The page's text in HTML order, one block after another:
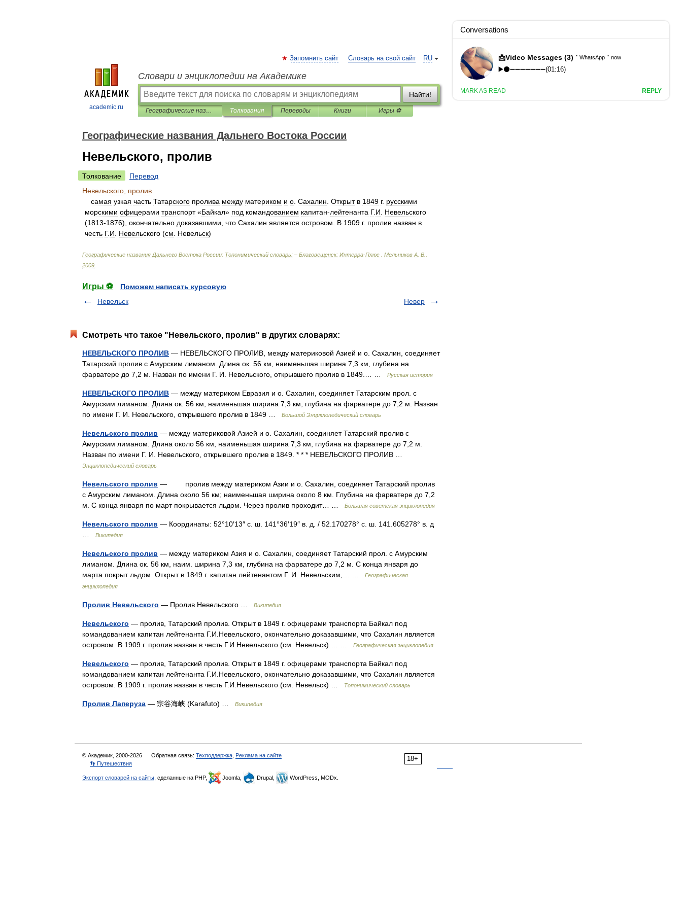
academic.ru
RU
Запомнить сайт Словарь на свой сайт
Словари и энциклопедии на Академике
Найти!
Географические названия Дальнего Востока России Толкования Переводы Книги Игры ⚽
Географические названия Дальнего Востока России
Невельского, пролив
Толкование
Перевод
Невельского пролив
самая узкая часть Татарского пролива между материком и о Сахалин Открыт в 1849 г. русскими
морскими офицерами транспорт«Байкал» под командованием капитан-лейтенанта Г.И
Невельского
(1813-1876), окончательно доказавшими что Сахалин является островом В 1909 г. пролив назван в
честь Г.И Невельского (см Невельск)
Географические названия Дальнего Востока России: Топонимический словарь: – Благовещенск: Интерра-Плюс Мельников А В
2009
Игры ⚽
Поможем написать курсовую
Невельск
Невер
Смотреть что такое "Невельского, пролив" в других словарях:
НЕВЕЛЬСКОГО ПРОЛИВ — НЕВЕЛЬСКОГО ПРОЛИВ, между материковой Азией и о. Сахалин, соединяет
Татарский пролив с Амурским лиманом. Длина ок. 56 км, наименьшая ширина 7,3 км, глубина на
фарватере до 7,2 м. Назван по имени Г. И. Невельского, открывшего пролив в 1849.… …
Русская история
НЕВЕЛЬСКОГО ПРОЛИВ — между материком Евразия и о. Сахалин, соединяет Татарским прол. с
Амурским лиманом. Длина ок. 56 км, наименьшая ширина 7,3 км, глубина на фарватере до 7,2 м. Назван
по имени Г. И. Невельского, открывшего пролив в 1849 …
Большой Энциклопедический словарь
Невельского пролив — между материковой Азией и о. Сахалин, соединяет Татарский пролив с
Амурским лиманом. Длина около 56 км, наименьшая ширина 7,3 км, глубина на фарватере до 7,2 м.
Назван по имени Г. И. Невельского, открывшего пролив в 1849. * * * НЕВЕЛЬСКОГО ПРОЛИВ …
Энциклопедический словарь
Невельского пролив — пролив между материком Азии и о. Сахалин, соединяет Татарский пролив
с Амурским лиманом. Длина около 56 км; наименьшая ширина около 8 км. Глубина на фарватере до 7,2
м. С конца января по март покрывается льдом. Через пролив проходит… …
Большая советская энциклопедия
Невельского пролив — Координаты: 52°10′13″ с. ш. 141°36′19″ в. д. / 52.170278° с. ш. 141.605278° в. д
Википедия
Невельского пролив — между материком Азия и о. Сахалин, соединяет Татарский прол. с Амурским
лиманом. Длина ок. 56 км, наим. ширина 7,3 км, глубина на фарватере до 7,2 м. С конца января до
марта покрыт льдом. Открыт в 1849 г. капитан лейтенантом Г. И. Невельским,… …
Географическая
энциклопедия
Пролив Невельского — Пролив Невельского … Википедия
Невельского — пролив, Татарский пролив. Открыт в 1849 г. офицерами транспорта Байкал под
командованием капитан лейтенанта Г.И.Невельского, окончательно доказавшими, что Сахалин является
островом. В 1909 г. пролив назван в честь Г.И.Невельского (см. Невельск).… …
Географическая энциклопедия
Невельского — пролив, Татарский пролив. Открыт в 1849 г. офицерами транспорта Байкал под
командованием капитан лейтенанта Г.И.Невельского, окончательно доказавшими, что Сахалин является
островом. В 1909 г. пролив назван в честь Г.И.Невельского (см. Невельск) …
Топонимический словарь
Пролив Лаперуза — 宗谷海峡 (Karafuto) … Википедия
18+
© Академик, 2000-2026 Обратная связь: Техподдержка Реклама на сайте
👣 Путешествия
Экспорт словарей на сайты , сделанные на PHP, Joomla, Drupal, WordPress, MODx.